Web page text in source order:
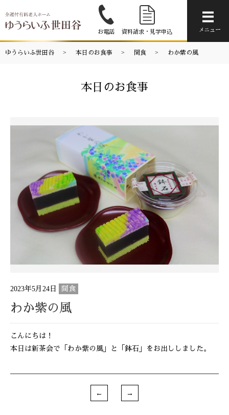
お電話 資料請求・見学申込 メニュー
ゆうらいふ世田谷 本日のお食事 間食 わか紫の風
本日のお食事
2023年5月24日 間食
わか紫の風
こんにちは！
本日は新茶会で「わか紫の風」と「鉢石」をお出ししました。